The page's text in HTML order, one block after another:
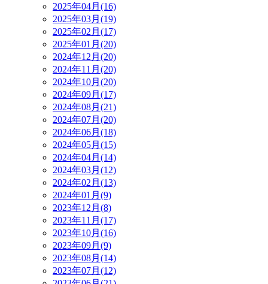
2025年04月(16)
2025年03月(19)
2025年02月(17)
2025年01月(20)
2024年12月(20)
2024年11月(20)
2024年10月(20)
2024年09月(17)
2024年08月(21)
2024年07月(20)
2024年06月(18)
2024年05月(15)
2024年04月(14)
2024年03月(12)
2024年02月(13)
2024年01月(9)
2023年12月(8)
2023年11月(17)
2023年10月(16)
2023年09月(9)
2023年08月(14)
2023年07月(12)